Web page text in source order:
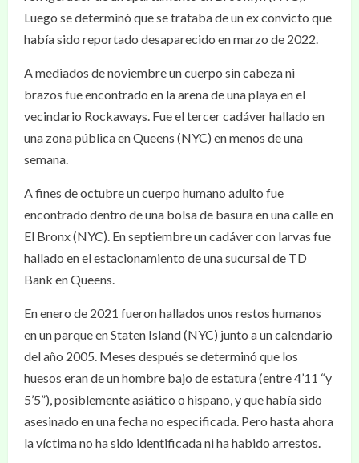
Luego se determinó que se trataba de un ex convicto que
había sido reportado desaparecido en marzo de 2022.
A mediados de noviembre un cuerpo sin cabeza ni
brazos fue encontrado en la arena de una playa en el
vecindario Rockaways. Fue el tercer cadáver hallado en
una zona pública en Queens (NYC) en menos de una
semana.
A fines de octubre un cuerpo humano adulto fue
encontrado dentro de una bolsa de basura en una calle en
El Bronx (NYC). En septiembre un cadáver con larvas fue
hallado en el estacionamiento de una sucursal de TD
Bank en Queens.
En enero de 2021 fueron hallados unos restos humanos
en un parque en Staten Island (NYC) junto a un calendario
del año 2005. Meses después se determinó que los
huesos eran de un hombre bajo de estatura (entre 4’11 “y
5’5”), posiblemente asiático o hispano, y que había sido
asesinado en una fecha no especificada. Pero hasta ahora
la víctima no ha sido identificada ni ha habido arrestos.